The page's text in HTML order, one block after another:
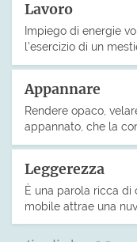
Lavoro
Impiego di energie
l’esercizio di un
Appannare
Rendere opaco,
appannato, che la
Leggerezza
È una parola ricca di
mobile attrae una